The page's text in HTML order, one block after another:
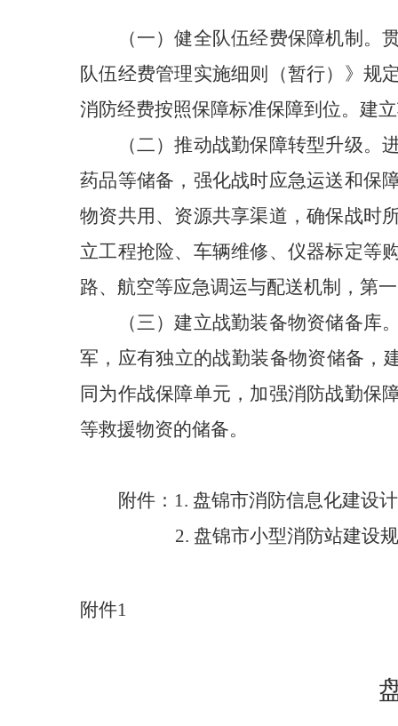
（一）健全队伍经费保障机制。
队伍经费管理实施细则（暂行）》规
消防经费按照保障标准保障到位。建
（二）推动战勤保障转型升级。
药品等储备，强化战时应急运送和保
物资共用、资源共享渠道，确保战时
立工程抢险、车辆维修、仪器标定等
路、航空等应急调运与配送机制，第
（三）建立战勤装备物资储备库
军，应有独立的战勤装备物资储备，
同为作战保障单元，加强消防战勤保
等救援物资的储备。
附件：1. 盘锦市消防信息化建设
2. 盘锦市小型消防站建设
附件1